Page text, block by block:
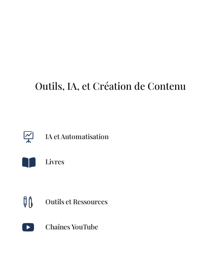
Outils, IA, et Création de Contenu
 IA et Automatisation
 Livres
 Outils et Ressources
 Chaînes YouTube